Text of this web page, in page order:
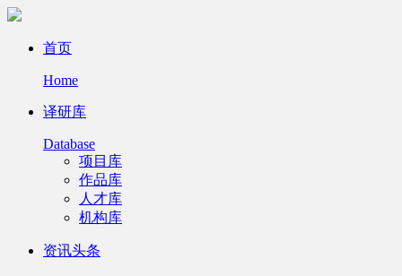
首页
Home
译研库
Database
项目库
作品库
人才库
机构库
资讯头条